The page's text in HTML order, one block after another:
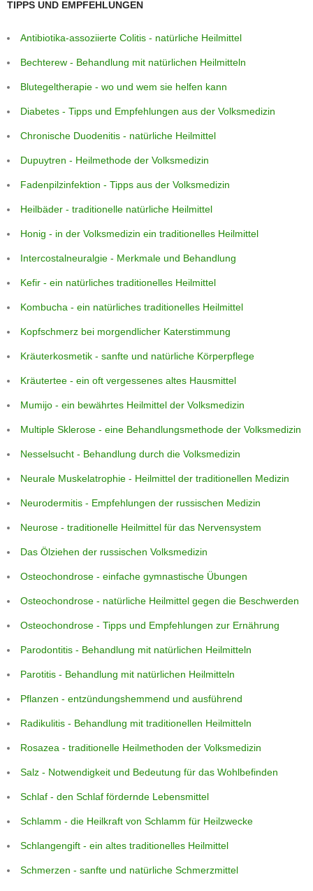
TIPPS UND EMPFEHLUNGEN
Antibiotika-assoziierte Colitis - natürliche Heilmittel
Bechterew - Behandlung mit natürlichen Heilmitteln
Blutegeltherapie - wo und wem sie helfen kann
Diabetes - Tipps und Empfehlungen aus der Volksmedizin
Chronische Duodenitis - natürliche Heilmittel
Dupuytren - Heilmethode der Volksmedizin
Fadenpilzinfektion - Tipps aus der Volksmedizin
Heilbäder - traditionelle natürliche Heilmittel
Honig - in der Volksmedizin ein traditionelles Heilmittel
Intercostalneuralgie - Merkmale und Behandlung
Kefir - ein natürliches traditionelles Heilmittel
Kombucha - ein natürliches traditionelles Heilmittel
Kopfschmerz bei morgendlicher Katerstimmung
Kräuterkosmetik - sanfte und natürliche Körperpflege
Kräutertee - ein oft vergessenes altes Hausmittel
Mumijo - ein bewährtes Heilmittel der Volksmedizin
Multiple Sklerose - eine Behandlungsmethode der Volksmedizin
Nesselsucht - Behandlung durch die Volksmedizin
Neurale Muskelatrophie - Heilmittel der traditionellen Medizin
Neurodermitis - Empfehlungen der russischen Medizin
Neurose - traditionelle Heilmittel für das Nervensystem
Das Ölziehen der russischen Volksmedizin
Osteochondrose - einfache gymnastische Übungen
Osteochondrose - natürliche Heilmittel gegen die Beschwerden
Osteochondrose - Tipps und Empfehlungen zur Ernährung
Parodontitis - Behandlung mit natürlichen Heilmitteln
Parotitis - Behandlung mit natürlichen Heilmitteln
Pflanzen - entzündungshemmend und ausführend
Radikulitis - Behandlung mit traditionellen Heilmitteln
Rosazea - traditionelle Heilmethoden der Volksmedizin
Salz - Notwendigkeit und Bedeutung für das Wohlbefinden
Schlaf - den Schlaf fördernde Lebensmittel
Schlamm - die Heilkraft von Schlamm für Heilzwecke
Schlangengift - ein altes traditionelles Heilmittel
Schmerzen - sanfte und natürliche Schmerzmittel